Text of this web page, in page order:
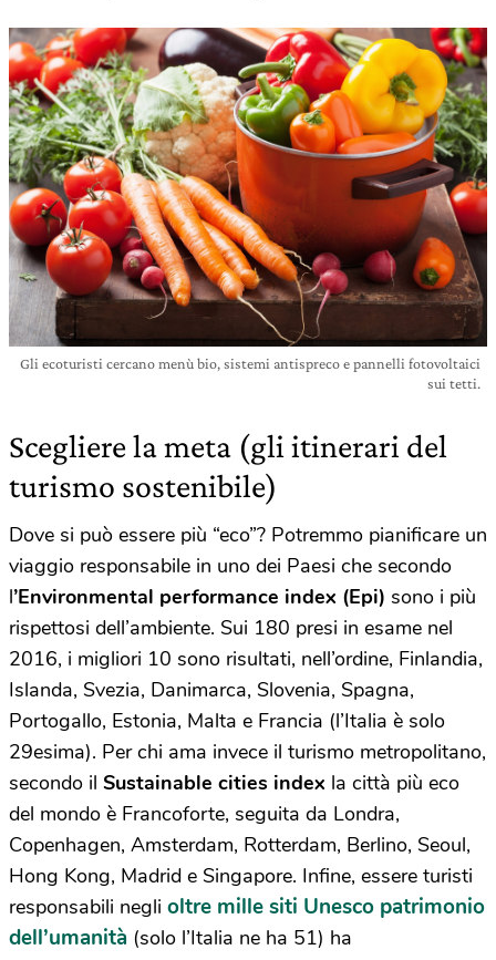
Gli ecoturisti cercano menù bio, sistemi antispreco e pannelli fotovoltaici
sui tetti.
Scegliere la meta (gli itinerari del
turismo sostenibile)
Dove si può essere più “eco”? Potremmo pianificare un
viaggio responsabile in uno dei Paesi che secondo
l’Environmental performance index (Epi) sono i più
rispettosi dell’ambiente. Sui 180 presi in esame nel
2016, i migliori 10 sono risultati, nell’ordine, Finlandia,
Islanda, Svezia, Danimarca, Slovenia, Spagna,
Portogallo, Estonia, Malta e Francia (l’Italia è solo
29esima). Per chi ama invece il turismo metropolitano,
secondo il Sustainable cities index la città più eco
del mondo è Francoforte, seguita da Londra,
Copenhagen, Amsterdam, Rotterdam, Berlino, Seoul,
Hong Kong, Madrid e Singapore. Infine, essere turisti
responsabili negli oltre mille siti Unesco patrimonio
dell’umanità (solo l’Italia ne ha 51) ha